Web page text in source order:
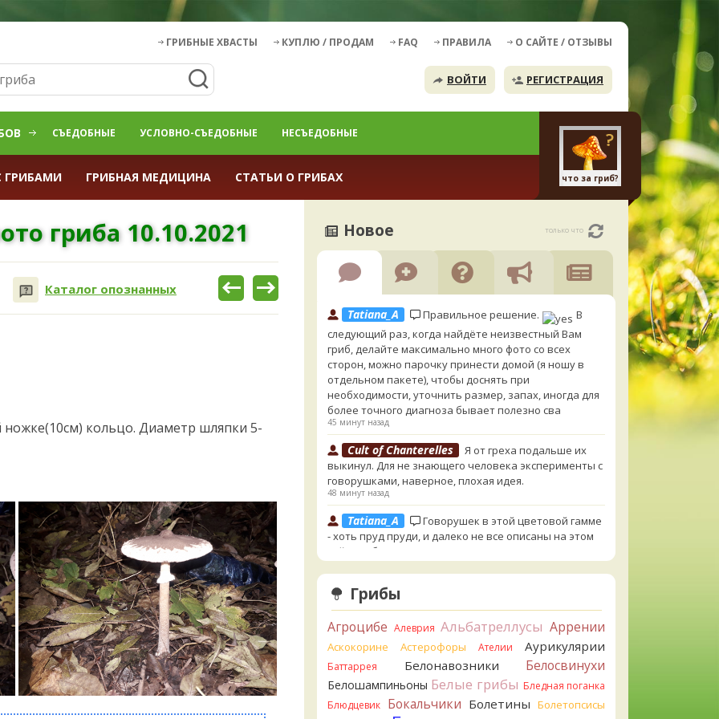
ГРИБНЫЕ ХВАСТЫ КУПЛЮ / ПРОДАМ FAQ ПРАВИЛА О САЙТЕ / ОТЗЫВЫ
ВОЙТИ РЕГИСТРАЦИЯ
СЪЕДОБНЫЕ УСЛОВНО-СЪЕДОБНЫЕ НЕСЪЕДОБНЫЕ
ГРИБАМИ ГРИБНАЯ МЕДИЦИНА СТАТЬИ О ГРИБАХ что за гриб?
гриба 10.10.2021
Каталог опознанных
кольцо. Диаметр шляпки 5-
Новое только что
Tatiana_A Правильное решение.
В
следующий раз, когда найдёте неизвестный Вам
гриб, делайте максимально много фото со всех
сторон, можно парочку принести домой (я ношу в
отдельном пакете), чтобы доснять при
необходимости, уточнить размер, запах, иногда для
более точного диагноза бывает полезно сва
45 минут назад
Cult of Chanterelles
Я от греха подальше их
выкинул. Для не знающего человека эксперименты с
говорушками, наверное, плохая идея.
48 минут назад
Tatiana_A
Говорушек в этой цветовой гамме
- хоть пруд пруди, и далеко не все описаны на этом
сайте. И большинство из них как минимум
Бледноокрашенная. Росли не не древесине, так? Из
земли или из подстилки
56 минут назад
Мария Хорошо. При срезании синеет.
1 час назад
Tatiana_A
Посмотрите Пилолистнички:
lentinellus/
Грибы
Агроцибе Алеврия Альбатреллусы Аррении
Аскокорине Астерофоры Ателии Аурикулярии
Баттаррея Белонавозники Белосвинухи
Белошампиньоны Белые грибы Бледная поганка
Блюдцевик
Бокальчики Болетины Болетопсисы